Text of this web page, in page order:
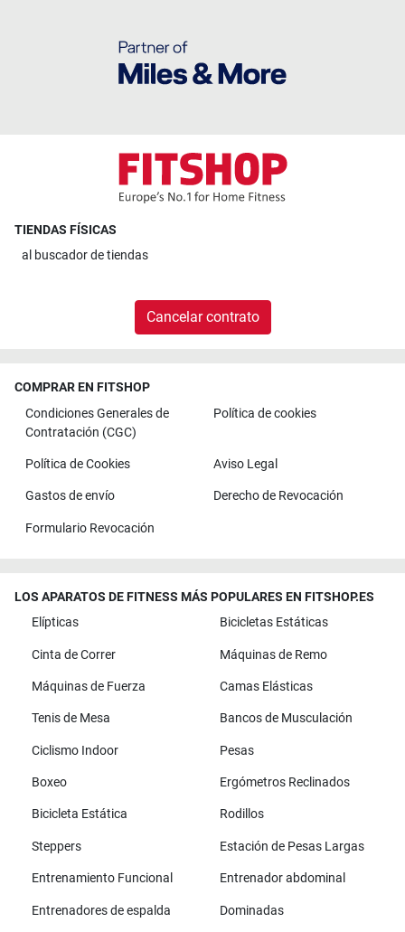
TIENDAS FÍSICAS
al buscador de tiendas
Cancelar contrato
COMPRAR EN FITSHOP
Condiciones Generales de
Contratación (CGC)
Política de cookies
Política de Cookies Aviso Legal
Gastos de envío Derecho de Revocación
Formulario Revocación
LOS APARATOS DE FITNESS MÁS POPULARES EN FITSHOP.ES
Elípticas
Bicicletas Estáticas
Cinta de Correr Máquinas de Remo
Máquinas de Fuerza Camas Elásticas
Tenis de Mesa Bancos de Musculación
Ciclismo Indoor Pesas
Boxeo Ergómetros Reclinados
Bicicleta Estática Rodillos
Steppers Estación de Pesas Largas
Entrenamiento Funcional Entrenador abdominal
Entrenadores de espalda Dominadas